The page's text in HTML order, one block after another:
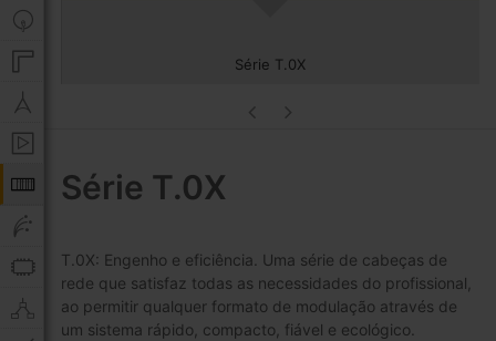
Série T.0X
Série T.0X
T.0X: Engenho e eficiência. Uma série de cabeças de
rede que satisfaz todas as necessidades do profissional,
ao permitir qualquer formato de modulação através de
um sistema rápido, compacto, fiável e ecológico.